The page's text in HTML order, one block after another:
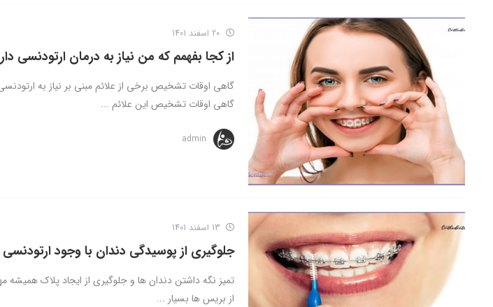
از کجا بفهمم که من نیاز به درمان ارتودنسی
گاهی اوقات تشخیص برخی از علائم مبنی بر نیاز به
گاهی اوقات تشخیص این علائم ...
admin
جلوگیری از پوسیدگی دندان با وجود ارتودنسی
تمیز نگه داشتن دندان ها و جلوگیری از ایجاد پلاک همیشه
از بریس ها بسیار ...